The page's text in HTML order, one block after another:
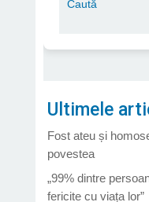
Ultimele
Fost ateu și
povestea
„99% dintre
fericite cu viața lor”